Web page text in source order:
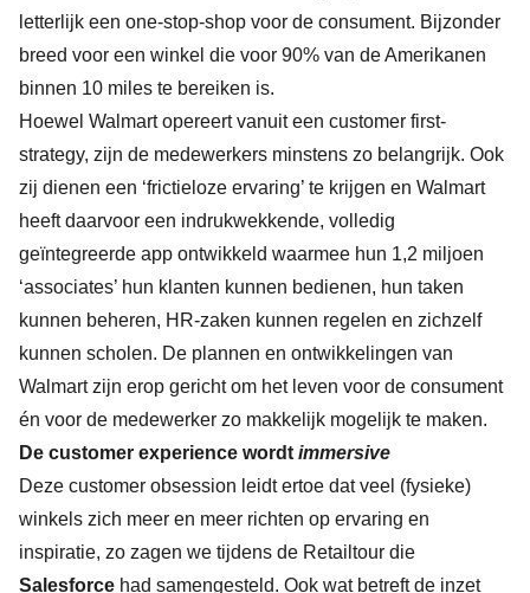
letterlijk een one-stop-shop voor de consument. Bijzonder
breed voor een winkel die voor 90% van de Amerikanen
binnen 10 miles te bereiken is.
Hoewel Walmart opereert vanuit een customer first-
strategy, zijn de medewerkers minstens zo belangrijk. Ook
zij dienen een ‘frictieloze ervaring’ te krijgen en Walmart
heeft daarvoor een indrukwekkende, volledig
geïntegreerde app ontwikkeld waarmee hun 1,2 miljoen
‘associates’ hun klanten kunnen bedienen, hun taken
kunnen beheren, HR-zaken kunnen regelen en zichzelf
kunnen scholen. De plannen en ontwikkelingen van
Walmart zijn erop gericht om het leven voor de consument
én voor de medewerker zo makkelijk mogelijk te maken.
De customer experience wordt immersive
Deze customer obsession leidt ertoe dat veel (fysieke)
winkels zich meer en meer richten op ervaring en
inspiratie, zo zagen we tijdens de Retailtour die
Salesforce had samengesteld. Ook wat betreft de inzet